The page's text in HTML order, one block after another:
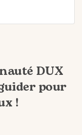
DUX
pour
!